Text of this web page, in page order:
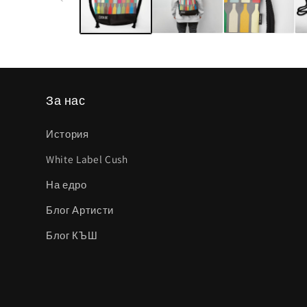
За нас
История
White Label Cush
На едро
Блог Артисти
Блог КЪШ